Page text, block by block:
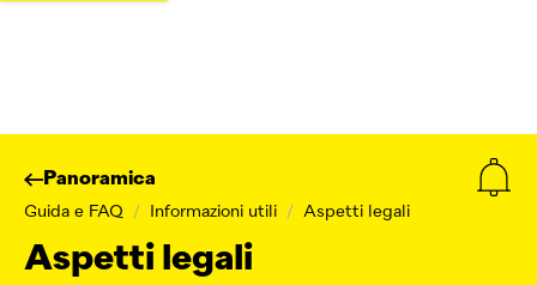
Panoramica
Guida e FAQ / Informazioni utili / Aspetti legali
Aspetti legali